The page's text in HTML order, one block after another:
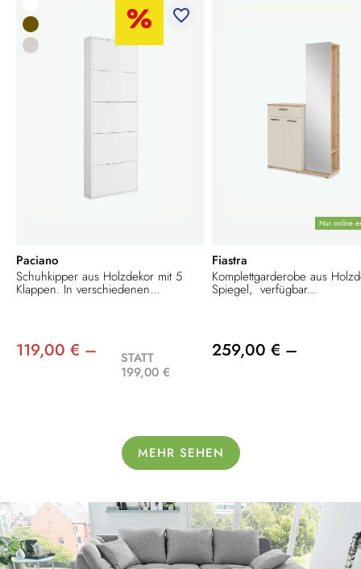
favorite_border
Paciano
Schuhkipper aus Holzdekor mit 5
Klappen. In verschiedenen...
119,00 € –
STATT
199,00 €
Nur online
Fiastra
Komplettgarderobe aus
Spiegel, verfügbar...
259,00 € –
MEHR SEHEN